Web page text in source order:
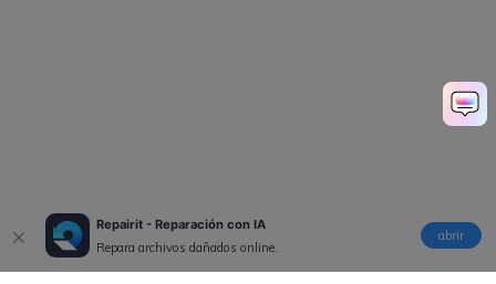
Repairit - Reparación con IA
Repara archivos dañados online.
abrir